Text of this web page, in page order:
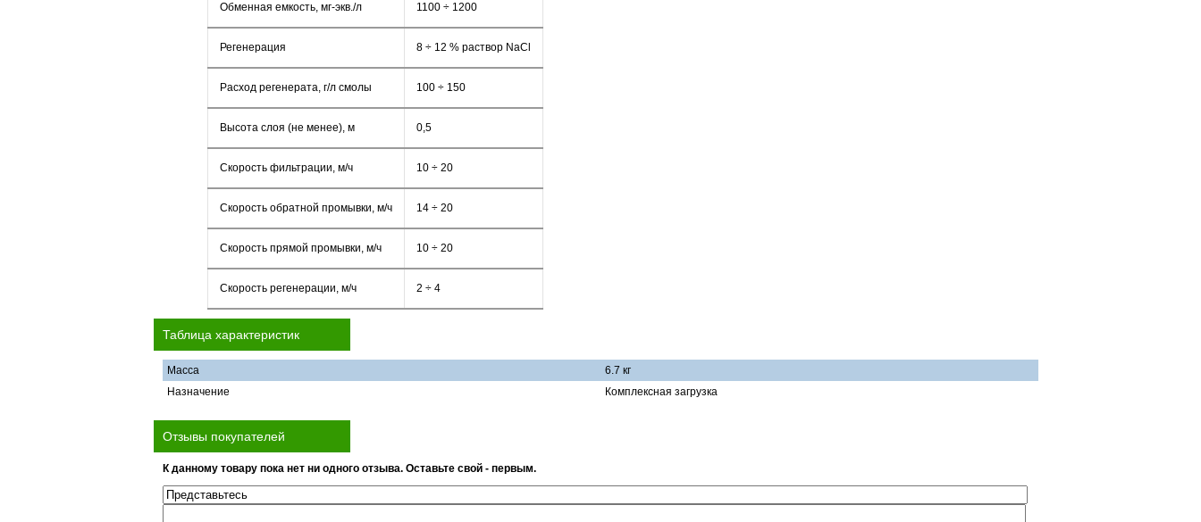
Обменная емкость, мг-экв./л 1100 ÷ 1200
Регенерация 8 ÷ 12 % раствор NaCl
Расход регенерата, г/л смолы 100 ÷ 150
Высота слоя (не менее), м 0,5
Скорость фильтрации, м/ч 10 ÷ 20
Скорость обратной промывки, м/ч 14 ÷ 20
Скорость прямой промывки, м/ч 10 ÷ 20
Скорость регенерации, м/ч 2 ÷ 4
Таблица характеристик
Масса
6.7 кг
Назначение
Комплексная загрузка
Отзывы покупателей
К данному товару пока нет ни одного отзыва. Оставьте свой - первым.